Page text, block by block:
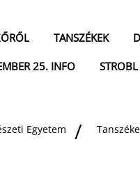
TANSZÉKEK
25. INFO
Egyetem